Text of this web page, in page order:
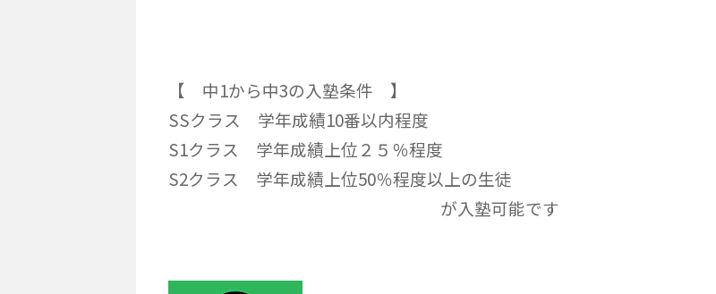
【 中1から中3の入塾条件 】
SSクラス 学年成績10番以内程度
S1クラス 学年成績上位２５％程度
S2クラス 学年成績上位50％程度以上の生徒
が入塾可能です